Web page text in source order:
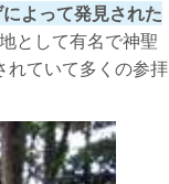
よって発見された
として有名で神聖
れていて多くの参拝